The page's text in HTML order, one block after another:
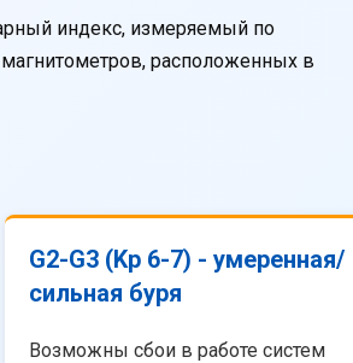
индекс, измеряемый по
расположенных в
G2-G3 (Kp 6-7) - умеренная/
сильная буря
Возможны сбои в работе систем